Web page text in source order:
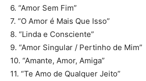
6. “Amor Sem Fim”
7. “O Amor é Mais Que Isso”
8. “Linda e Consciente”
9. “Amor Singular / Pertinho de Mim”
10. “Amante, Amor, Amiga”
11. “Te Amo de Qualquer Jeito”